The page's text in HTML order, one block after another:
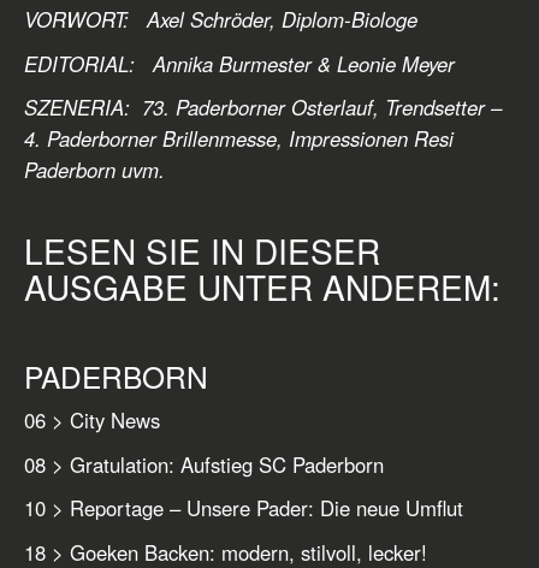
VORWORT: Axel Schröder, Diplom-Biologe
EDITORIAL:
Annika Burmester & Leonie Meyer
SZENERIA: 73. Paderborner Osterlauf, Trendsetter –
4. Paderborner Brillenmesse, Impressionen Resi
Paderborn uvm.
LESEN SIE IN DIESER
AUSGABE UNTER ANDEREM:
PADERBORN
06 > City News
08 > Gratulation: Aufstieg SC Paderborn
10 > Reportage – Unsere Pader: Die neue Umflut
18 > Goeken Backen: modern, stilvoll, lecker!